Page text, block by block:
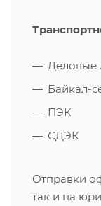
Деловые
Байкал-
ПЭК
СДЭК
Отправки
так и на